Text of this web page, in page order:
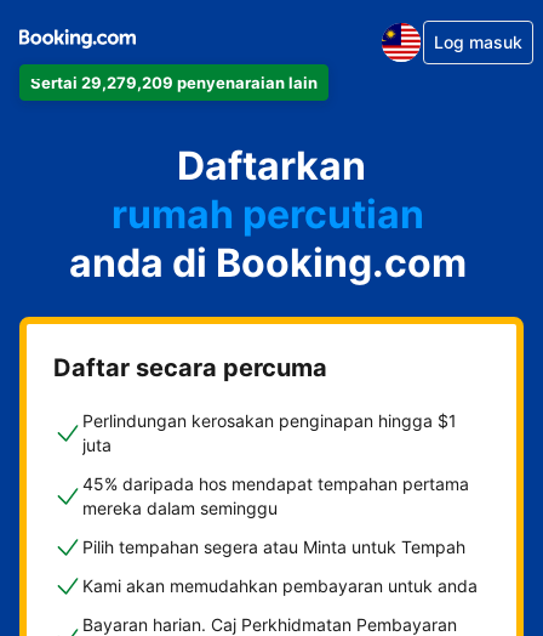
Sertai 29,279,209 penyenaraian lain
Log masuk
Daftarkan
apartmen
hotel
rumah percutian
rumah tamu
penginapan dan sarapan
anda di Booking.com
Daftar secara percuma
Perlindungan kerosakan penginapan hingga $1
juta
45% daripada hos mendapat tempahan pertama
mereka dalam seminggu
Pilih tempahan segera atau Minta untuk Tempah
Kami akan memudahkan pembayaran untuk anda
Bayaran harian. Caj Perkhidmatan Pembayaran